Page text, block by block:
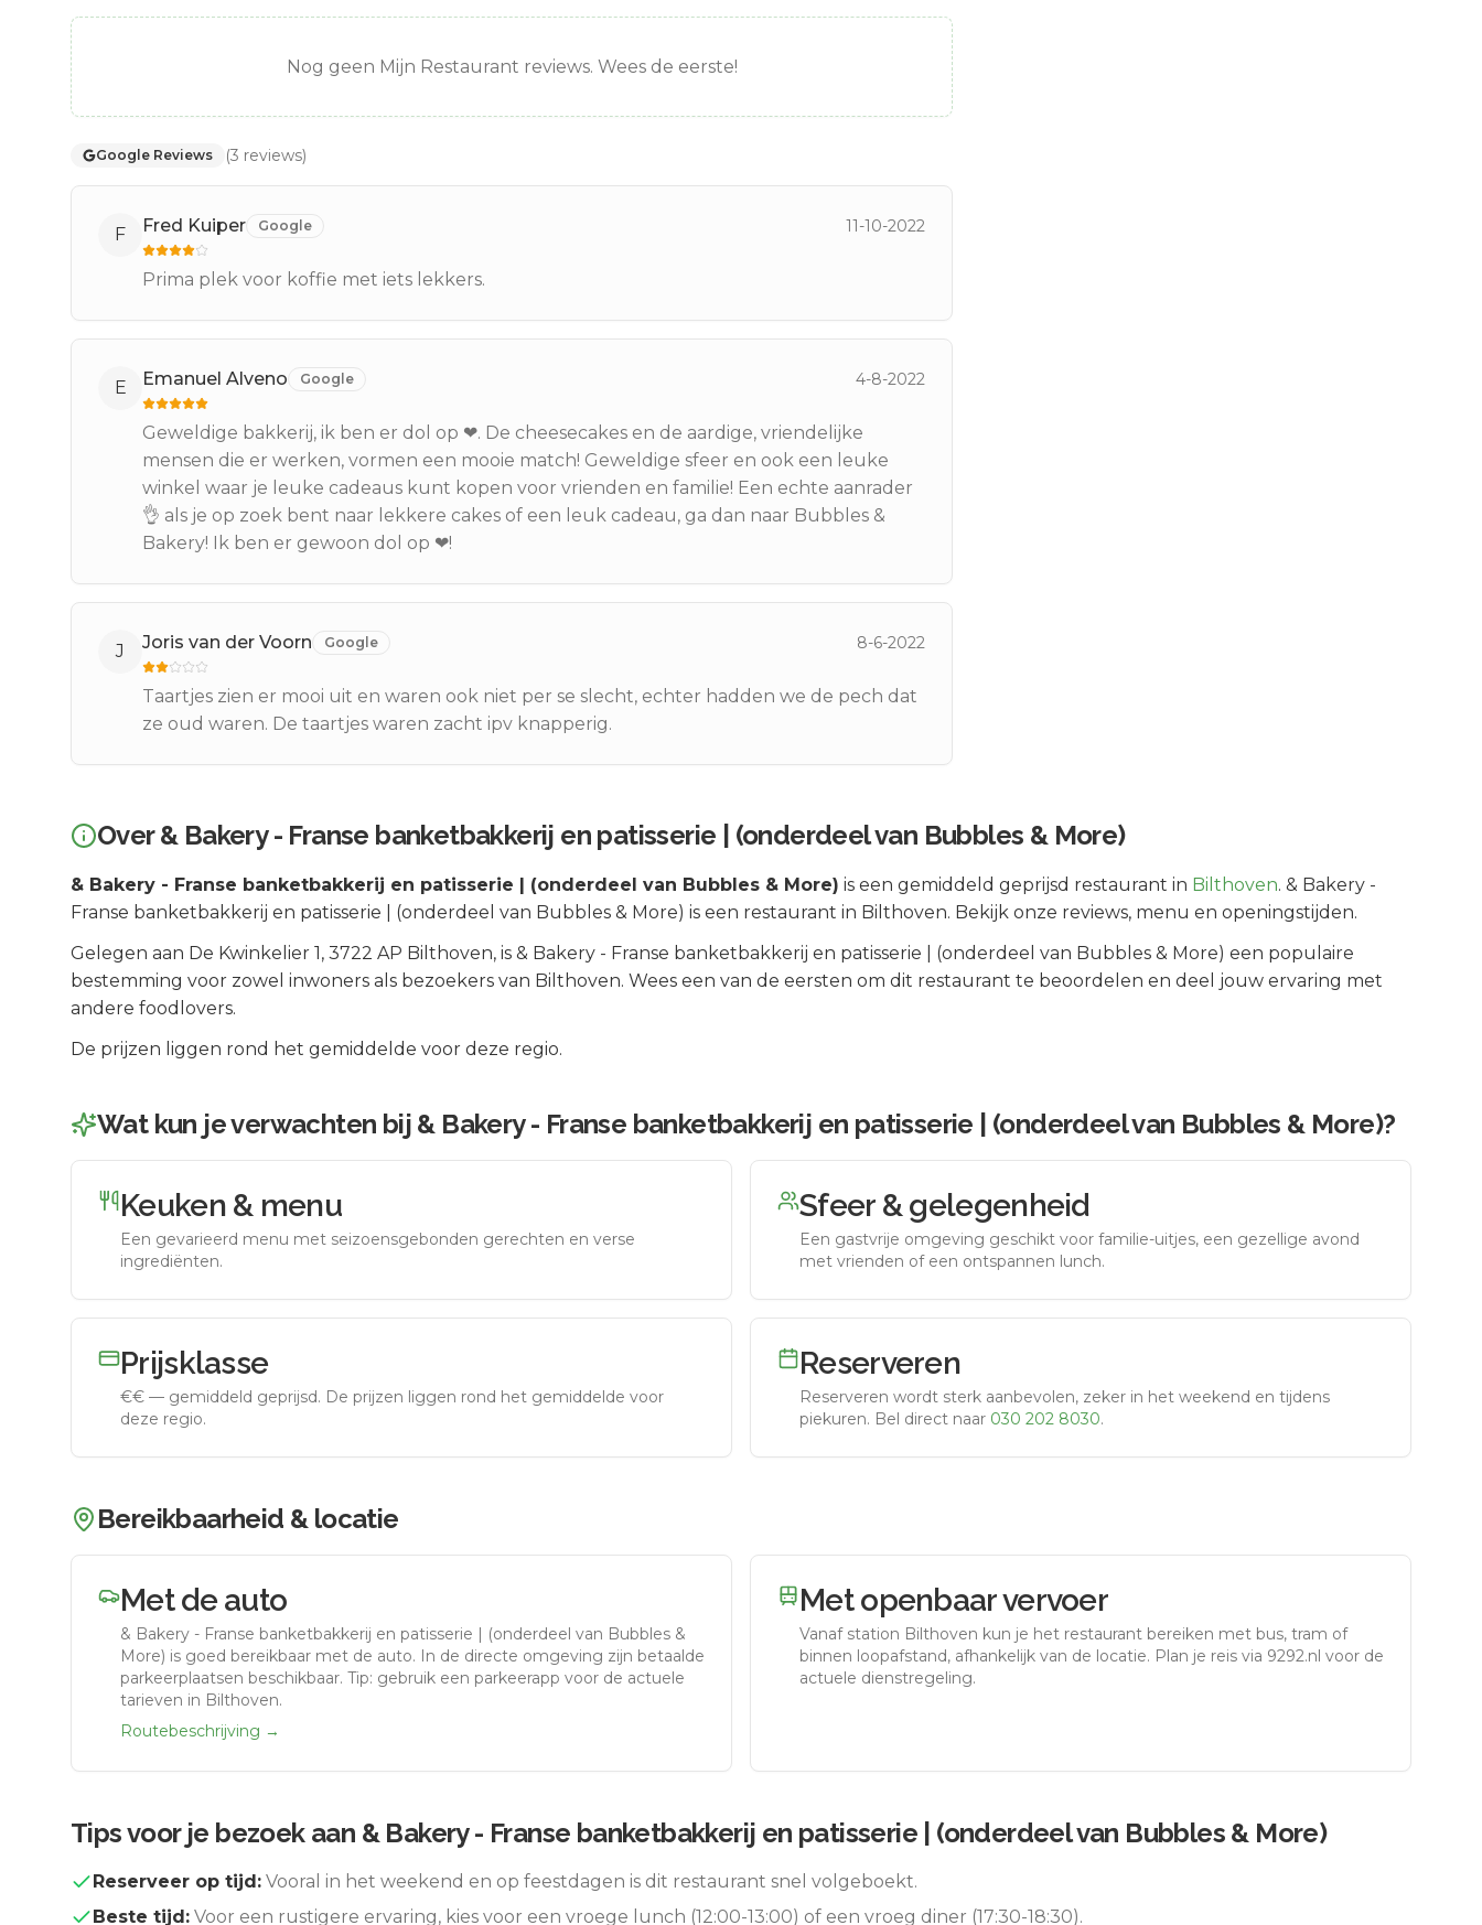
Nog geen Mijn Restaurant reviews. Wees de eerste!
Google Reviews (3 reviews)
F Fred Kuiper Google 11-10-2022
Prima plek voor koffie met iets lekkers.
E Emanuel Alveno Google 4-8-2022
Geweldige bakkerij, ik ben er dol op ❤. De cheesecakes en de aardige, vriendelijke
mensen die er werken, vormen een mooie match! Geweldige sfeer en ook een leuke
winkel waar je leuke cadeaus kunt kopen voor vrienden en familie! Een echte aanrader
👌 als je op zoek bent naar lekkere cakes of een leuk cadeau, ga dan naar Bubbles &
Bakery! Ik ben er gewoon dol op ❤!
J Joris van der Voorn Google 8-6-2022
Taartjes zien er mooi uit en waren ook niet per se slecht, echter hadden we de pech dat
ze oud waren. De taartjes waren zacht ipv knapperig.
Over& Bakery - Franse banketbakkerij en patisserie | (onderdeel van Bubbles & More)
& Bakery - Franse banketbakkerij en patisserie | (onderdeel van Bubbles & More) is een gemiddeld geprijsd restaurant in Bilthoven. & Bakery -
Franse banketbakkerij en patisserie | (onderdeel van Bubbles & More) is een restaurant in Bilthoven. Bekijk onze reviews, menu en openingstijden.
Gelegen aan De Kwinkelier 1, 3722 AP Bilthoven, is & Bakery - Franse banketbakkerij en patisserie | (onderdeel van Bubbles & More) een populaire
bestemming voor zowel inwoners als bezoekers van Bilthoven. Wees een van de eersten om dit restaurant te beoordelen en deel jouw ervaring met
andere foodlovers.
De prijzen liggen rond het gemiddelde voor deze regio.
Wat kun je verwachten bij & Bakery - Franse banketbakkerij en patisserie | (onderdeel van Bubbles & More)?
Keuken & menu
Een gevarieerd menu met seizoensgebonden gerechten en verse
ingrediënten.
Sfeer & gelegenheid
Een gastvrije omgeving geschikt voor familie-uitjes, een gezellige avond
met vrienden of een ontspannen lunch.
Prijsklasse
€€ — gemiddeld geprijsd. De prijzen liggen rond het gemiddelde voor
deze regio.
Reserveren
Reserveren wordt sterk aanbevolen, zeker in het weekend en tijdens
piekuren. Bel direct naar 030 202 8030.
Bereikbaarheid & locatie
Met de auto
& Bakery - Franse banketbakkerij en patisserie | (onderdeel van Bubbles &
More) is goed bereikbaar met de auto. In de directe omgeving zijn betaalde
parkeerplaatsen beschikbaar. Tip: gebruik een parkeerapp voor de actuele
tarieven in Bilthoven.
Routebeschrijving →
Met openbaar vervoer
Vanaf station Bilthoven kun je het restaurant bereiken met bus, tram of
binnen loopafstand, afhankelijk van de locatie. Plan je reis via 9292.nl voor de
actuele dienstregeling.
Tips voor je bezoek aan & Bakery - Franse banketbakkerij en patisserie | (onderdeel van Bubbles & More)
Reserveer op tijd: Vooral in het weekend en op feestdagen is dit restaurant snel volgeboekt.
Beste tijd: Voor een rustigere ervaring, kies voor een vroege lunch (12:00-13:00) of een vroeg diner (17:30-18:30).